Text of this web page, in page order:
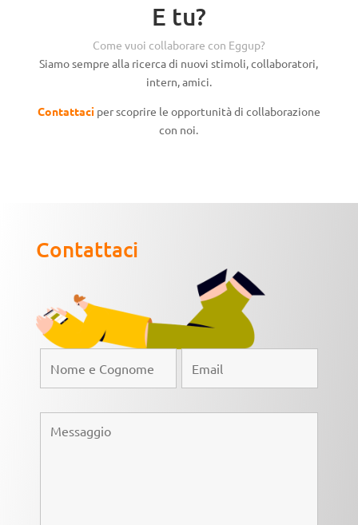
E tu?
Come vuoi collaborare con Eggup?
Siamo sempre alla ricerca di nuovi stimoli, collaboratori,
intern, amici.
Contattaciper scoprire le opportunità di collaborazione
con noi.
Contattaci